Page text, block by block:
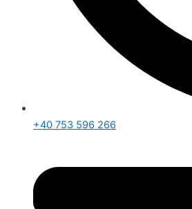
+40 753 596 266